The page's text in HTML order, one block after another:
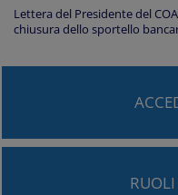
Lettera del Presidente del
chiusura dello sportello